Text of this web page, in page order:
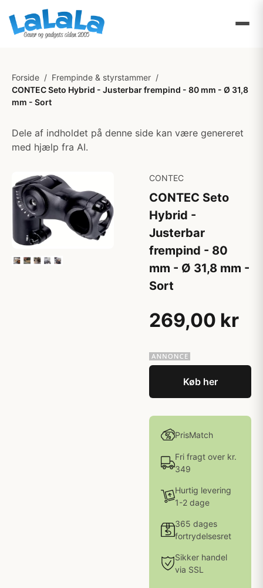
Forside / Frempinde & styrstammer /
CONTEC Seto Hybrid - Justerbar frempind - 80 mm - Ø 31,8
mm - Sort
Dele af indholdet på denne side kan være genereret
med hjælp fra AI.
CONTEC
CONTEC Seto
Hybrid -
Justerbar
frempind - 80
mm - Ø 31,8 mm -
Sort
269,00 kr
Køb her
PrisMatch
Fri fragt over kr.
349
Hurtig levering
1-2 dage
365 dages
fortrydelsesret
Sikker handel
via SSL